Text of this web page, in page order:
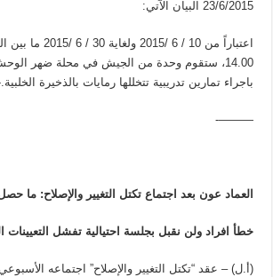
23/6/2015 البيان الآتي:
14.00، ستقوم وحدة من الجيش في محلة ضهر
باجراء تمارين تدريبية تتخللها رمايات بالذخيرة
———-
العماد عون بعد اجتماع تكتل التغيير والإصلاح: ما
خطأ افراد ولن نقبل بجلسة احتيالية تفشل التعيينات
(أ.ل) – عقد “تكتل التغيير والإصلاح” اجتماعه